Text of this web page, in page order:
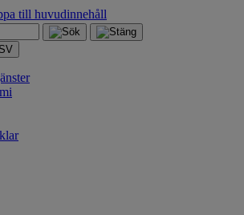
till huvudinnehåll